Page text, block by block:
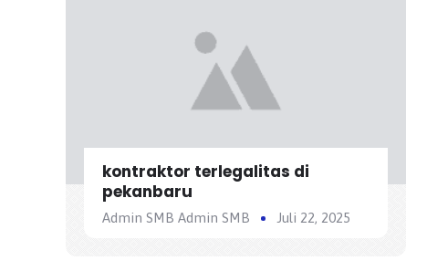
kontraktor terlegalitas di
pekanbaru
Admin SMB Admin SMB Juli 22, 2025